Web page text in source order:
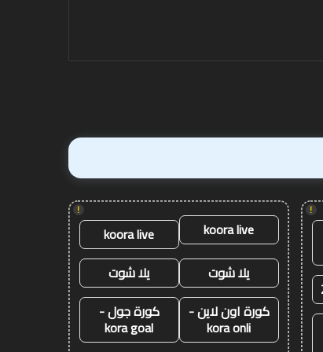
!
!
koora live
koora live
يلا شوت
يلا شوت
كورة اون لاين -
kora onli
كورة جول -
kora goal